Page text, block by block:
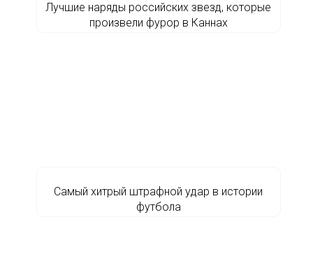
Лучшие наряды российских звезд, которые
произвели фурор в Каннах
Самый хитрый штрафной удар в истории
футбола